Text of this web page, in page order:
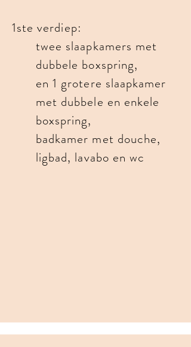
1ste verdiep:
twee slaapkamers met
dubbele boxspring,
en 1 grotere slaapkamer
met dubbele en enkele
boxspring,
badkamer met douche,
ligbad, lavabo en wc